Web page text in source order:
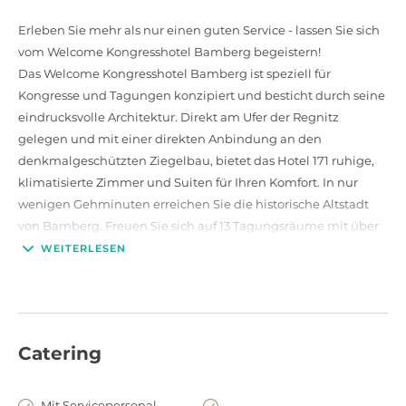
Erleben Sie mehr als nur einen guten Service - lassen Sie sich
vom Welcome Kongresshotel Bamberg begeistern!
Das Welcome Kongresshotel Bamberg ist speziell für
Kongresse und Tagungen konzipiert und besticht durch seine
eindrucksvolle Architektur. Direkt am Ufer der Regnitz
gelegen und mit einer direkten Anbindung an den
denkmalgeschützten Ziegelbau, bietet das Hotel 171 ruhige,
klimatisierte Zimmer und Suiten für Ihren Komfort. In nur
wenigen Gehminuten erreichen Sie die historische Altstadt
von Bamberg. Freuen Sie sich auf 13 Tagungsräume mit über
2.000 m² Konferenz- und Veranstaltungsfläche sowie einen
Hotelrestaurant Regnitz oder an der Tagesbar. Für
Ihnen der Soft-Wellnessbereich des Welcome Hotels Bamberg
Die Nähe zum Welcome Hotel Residenzschloss und zur
WEITERLESEN
Catering